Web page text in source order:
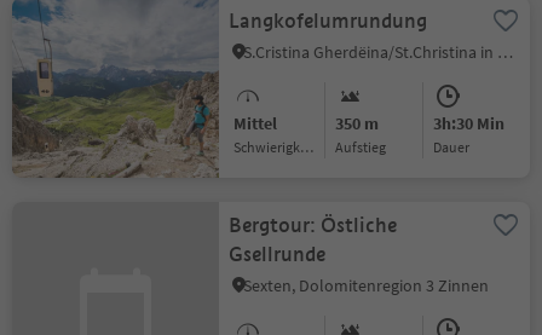
Langkofelumrundung
S.Cristina Gherdëina/St.Christina in Gröden, St.Christina in Gröden, Dolomitenregion Gröden
Mittel
Schwierigkeitsgrad
350 m
Aufstieg
3h:30 Min
Dauer
Bergtour: Östliche
Gsellrunde
Sexten, Dolomitenregion 3 Zinnen